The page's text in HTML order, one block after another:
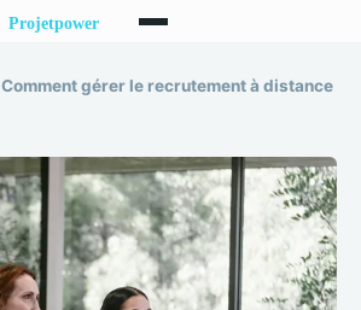
Comment gérer le recrutement à distance